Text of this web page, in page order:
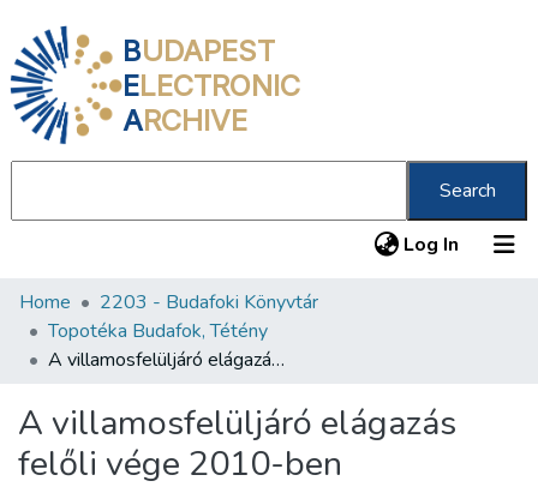
BUDAPEST
ELECTRONIC
ARCHIVE
Search
Log In (current)
Communities & Collections
All of DSpace
About us
Home
2203 - Budafoki Könyvtár
Topotéka Budafok, Tétény
A villamosfelüljáró elágazás felőli vége 2010-ben
A villamosfelüljáró elágazás
felőli vége 2010-ben